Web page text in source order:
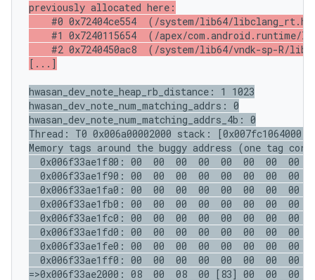
previously allocated here:
#0 0x72404ce554  (/system/lib64/
#1 0x7240115654  (/apex/com.android.runtime/
#2 0x7240450ac8  (/system/lib64/vndk-sp-R/
[...]
hwasan_dev_note_heap_rb_distance: 1 1023
hwasan_dev_note_num_matching_addrs: 0
hwasan_dev_note_num_matching_addrs_4b: 0
Thread: T0 0x006a00002000 stack:
Memory tags around the buggy address (one tag
0x006f33ae1f80: 00  00  00  00  00  00  00  00
0x006f33ae1f90: 00  00  00  00  00  00  00  00
0x006f33ae1fa0: 00  00  00  00  00  00  00  00
0x006f33ae1fb0: 00  00  00  00  00  00  00  00
0x006f33ae1fc0: 00  00  00  00  00  00  00  00
0x006f33ae1fd0: 00  00  00  00  00  00  00  00
0x006f33ae1fe0: 00  00  00  00  00  00  00  00
0x006f33ae1ff0: 00  00  00  00  00  00  00  00
=>0x006f33ae2000: 08  00  08  00 [83] 00  00